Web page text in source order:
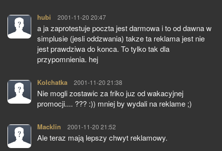
hubi pisze:
2001-11-20 20:47
a ja zaprotestuje poczta jest darmowa i to od dawna w
simplusie (jesli oddzwania) takze ta reklama jest nie
jest prawdziwa do konca. To tylko tak dla
przypomnienia. hej
Kolchatka pisze:
2001-11-20 21:38
Nie mogli zostawic za friko juz od wakacyjnej
promocji.... ??? :)) mniej by wydali na reklame ;)
Macklin pisze:
2001-11-20 21:52
Ale teraz mają lepszy chwyt reklamowy.